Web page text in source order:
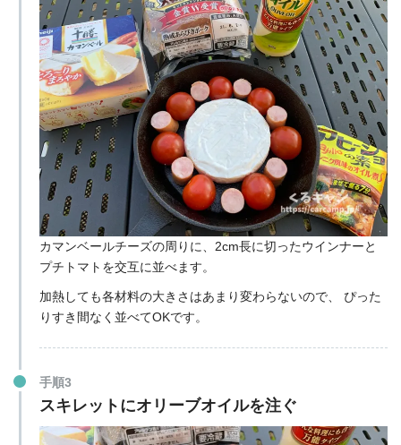
カマンベールチーズの周りに、2cm長に切ったウインナーと
プチトマトを交互に並べます。
加熱しても各材料の大きさはあまり変わらないので、
ぴった
りすき間なく並べてOKです。
手順3
スキレットにオリーブオイルを注ぐ